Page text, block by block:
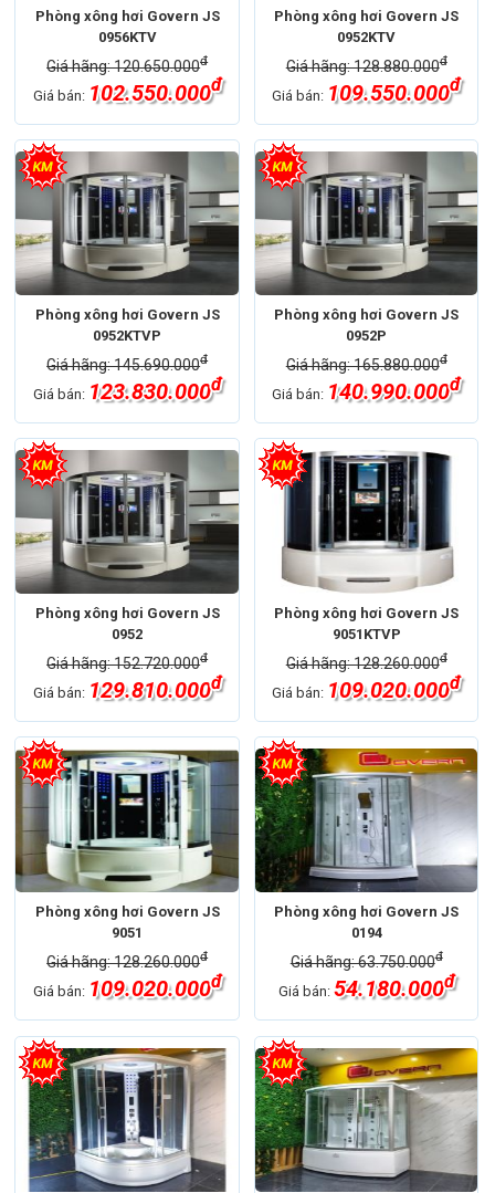
Phòng xông hơi Govern JS
0956KTV
Giá hãng: 120.650.000đ
Giá bán: 102.550.000đ
Phòng xông hơi Govern JS
0952KTV
Giá hãng: 128.880.000đ
Giá bán: 109.550.000đ
Phòng xông hơi Govern JS
0952KTVP
Giá hãng: 145.690.000đ
Giá bán: 123.830.000đ
Phòng xông hơi Govern JS
0952P
Giá hãng: 165.880.000đ
Giá bán: 140.990.000đ
Phòng xông hơi Govern JS
0952
Giá hãng: 152.720.000đ
Giá bán: 129.810.000đ
Phòng xông hơi Govern JS
9051KTVP
Giá hãng: 128.260.000đ
Giá bán: 109.020.000đ
Phòng xông hơi Govern JS
9051
Giá hãng: 128.260.000đ
Giá bán: 109.020.000đ
Phòng xông hơi Govern JS
0194
Giá hãng: 63.750.000đ
Giá bán: 54.180.000đ